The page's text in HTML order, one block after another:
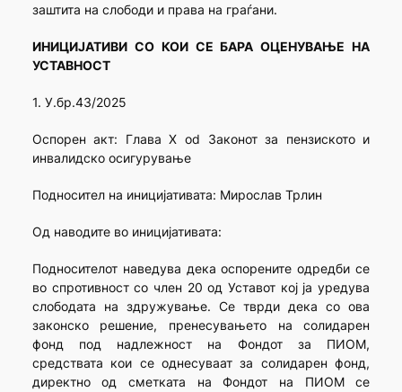
заштита на слободи и права на граѓани.
ИНИЦИЈАТИВИ СО КОИ СЕ БАРА ОЦЕНУВАЊЕ НА
УСТАВНОСТ
1. У.бр.43/2025
Оспорен акт: Глава X od Законот за пензиското и
инвалидско осигурување
Подносител на иницијативата: Мирослав Трлин
Од наводите во иницијативата:
Подносителот наведува дека оспорените одредби се
во спротивност со член 20 од Уставот кој ја уредува
слободата на здружување. Се тврди дека со ова
законско решение, пренесувањето на солидарен
фонд под надлежност на Фондот за ПИОМ,
средствата кои се однесуваат за солидарен фонд,
директно од сметката на Фондот на ПИОМ се